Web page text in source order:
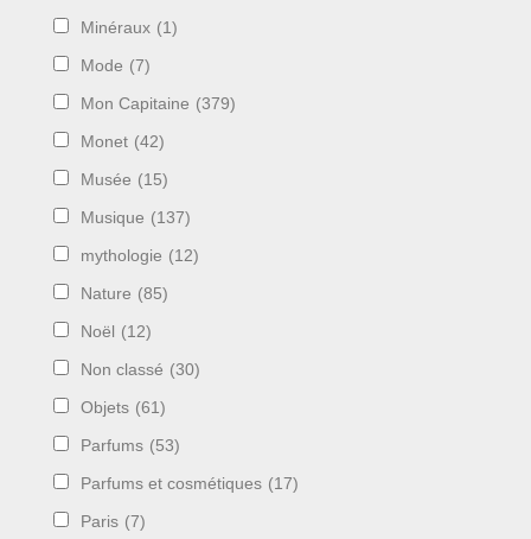
Minéraux (1)
Mode (7)
Mon Capitaine (379)
Monet (42)
Musée (15)
Musique (137)
mythologie (12)
Nature (85)
Noël (12)
Non classé (30)
Objets (61)
Parfums (53)
Parfums et cosmétiques (17)
Paris (7)